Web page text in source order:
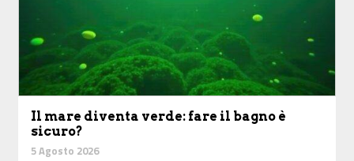
Il mare diventa verde: fare il bagno è
sicuro?
5 Agosto 2026